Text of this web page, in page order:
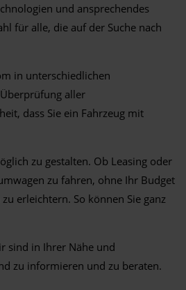
und ansprechendes
für alle, die auf der Suche nach
in unterschiedlichen
aller
dass Sie ein Fahrzeug mit
zu gestalten. Ob Leasing oder
zu fahren, ohne Ihr Budget
erleichtern. So können Sie ganz
sind in Ihrer Nähe und
zu informieren und zu beraten.